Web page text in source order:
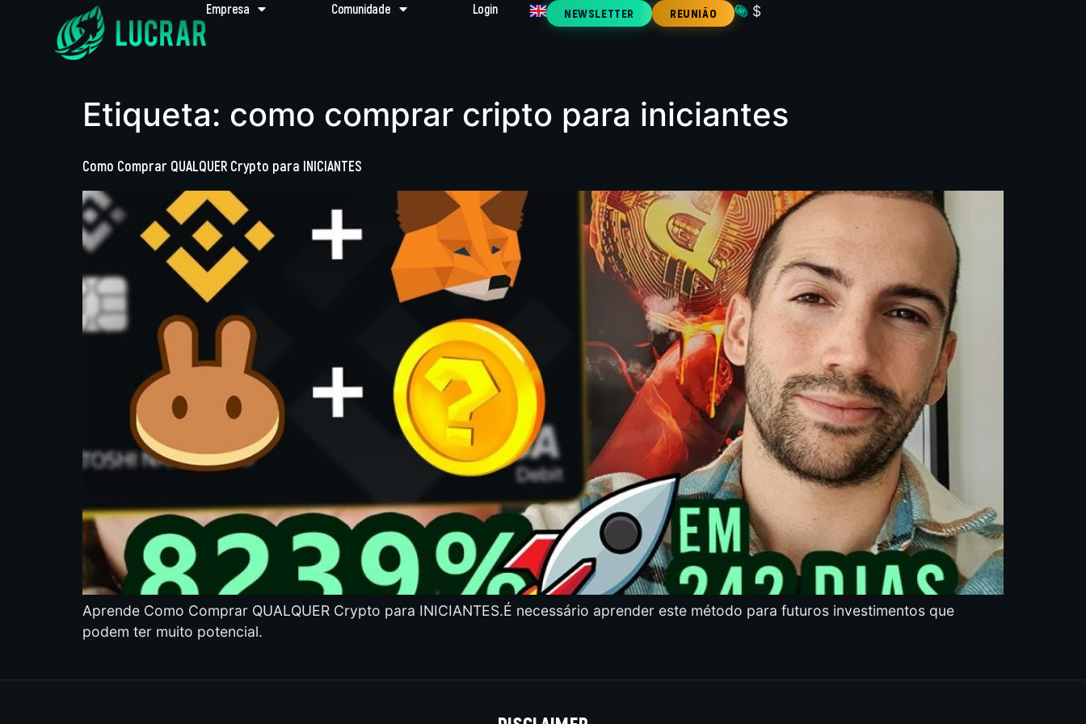
Empresa Comunidade Login NEWSLETTER REUNIÃO $
Etiqueta: como comprar cripto para iniciantes
Como Comprar QUALQUER Crypto para INICIANTES
Aprende Como Comprar QUALQUER Crypto para INICIANTES.É necessário aprender este método para futuros investimentos que
podem ter muito potencial.